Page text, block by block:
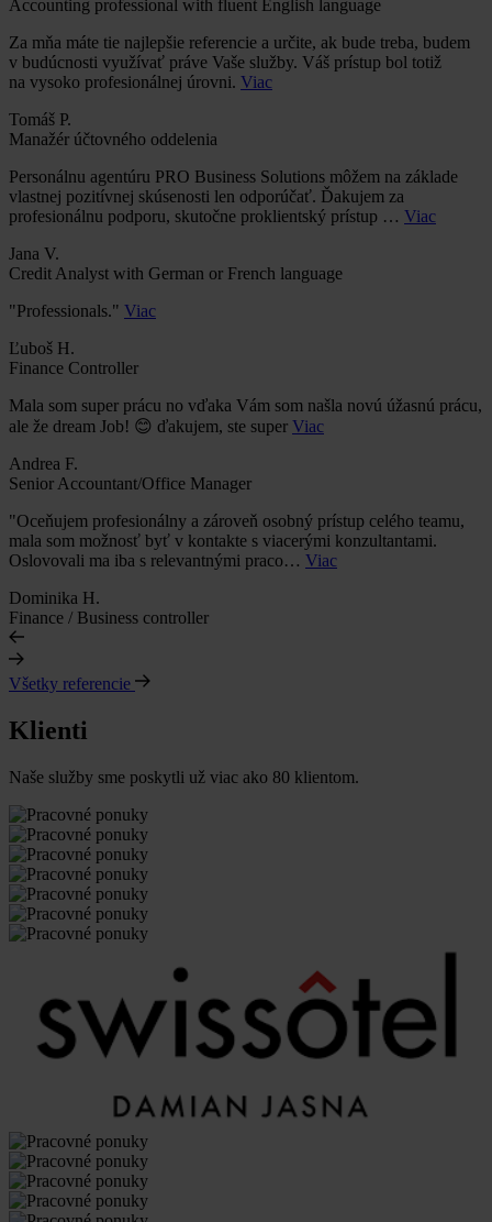
Accounting professional with fluent English language
Za mňa máte tie najlepšie referencie a určite, ak bude treba, budem
v budúcnosti využívať práve Vaše služby. Váš prístup bol totiž
na vysoko profesionálnej úrovni. Viac
Tomáš P.
Manažér účtovného oddelenia
Personálnu agentúru PRO Business Solutions môžem na základe
vlastnej pozitívnej skúsenosti len odporúčať. Ďakujem za
profesionálnu podporu, skutočne proklientský prístup … Viac
Jana V.
Credit Analyst with German or French language
"Professionals." Viac
Ľuboš H.
Finance Controller
Mala som super prácu no vďaka Vám som našla novú úžasnú prácu,
ale že dream Job! 😊 ďakujem, ste super Viac
Andrea F.
Senior Accountant/Office Manager
"Oceňujem profesionálny a zároveň osobný prístup celého teamu,
mala som možnosť byť v kontakte s viacerými konzultantami.
Oslovovali ma iba s relevantnými praco… Viac
Dominika H.
Finance / Business controller
Všetky referencie
Klienti
Naše služby sme poskytli už viac ako 80 klientom.